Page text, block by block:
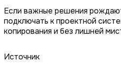
Если важные решения
подключать к проектной
копирования и без лишней
Источник